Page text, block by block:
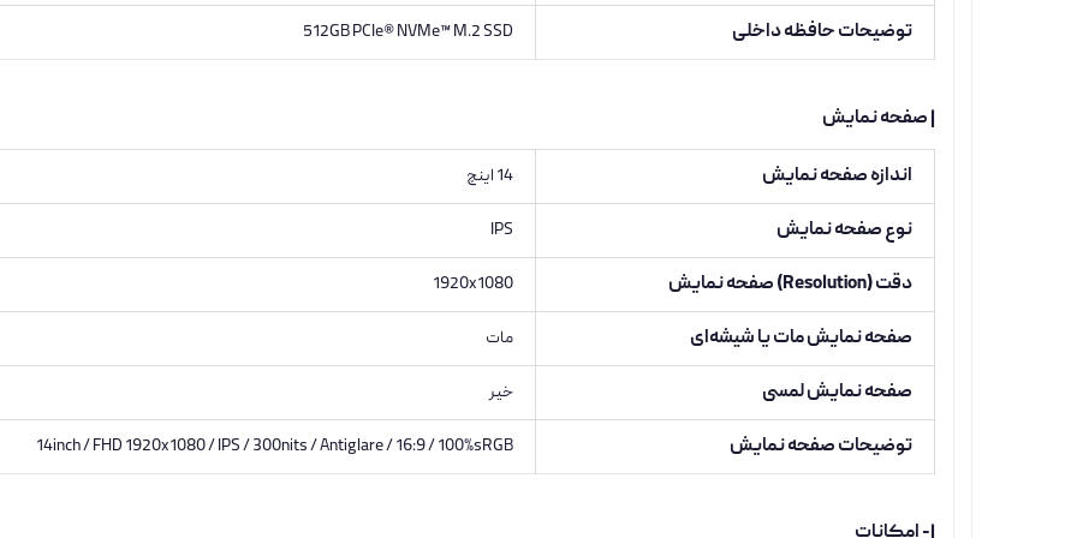
توضیحات حافظه داخلی 512GB PCIe® NVMe™ M.2 SSD
| صفحه نمایش
اندازه صفحه نمایش 14 اینچ
نوع صفحه نمایش IPS
دقت (Resolution) صفحه نمایش 1920x1080
صفحه نمایش مات یا شیشه‌ای مات
صفحه نمایش لمسی خیر
توضیحات صفحه نمایش 14inch / FHD 1920x1080 / IPS / 300nits / Antiglare / 16:9 / 100%sRGB
|- امکانات